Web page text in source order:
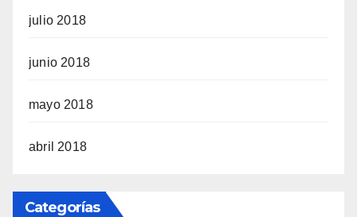
julio 2018
junio 2018
mayo 2018
abril 2018
Categorías